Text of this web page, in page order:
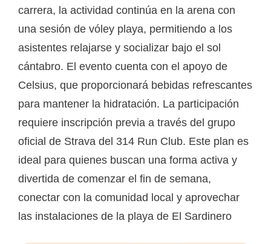
carrera, la actividad continúa en la arena con
una sesión de vóley playa, permitiendo a los
asistentes relajarse y socializar bajo el sol
cántabro. El evento cuenta con el apoyo de
Celsius, que proporcionará bebidas refrescantes
para mantener la hidratación. La participación
requiere inscripción previa a través del grupo
oficial de Strava del 314 Run Club. Este plan es
ideal para quienes buscan una forma activa y
divertida de comenzar el fin de semana,
conectar con la comunidad local y aprovechar
las instalaciones de la playa de El Sardinero